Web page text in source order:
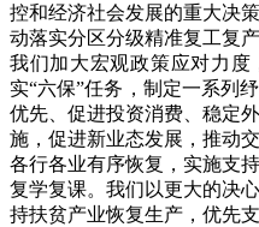
控和经济社会发展的重大决
动落实分区分级精准复工复
我们加大宏观政策应对力度
实“六保”任务，制定一系列
优先、促进投资消费、稳定
施，促进新业态发展，推动
各行各业有序恢复，实施支
复学复课。我们以更大的决
持扶贫产业恢复生产，优先